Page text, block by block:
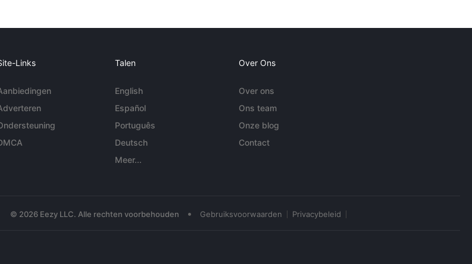
Links Talen
English
Español
Português
Deutsch
Meer...
Over Ons
Over ons
Ons team
Onze blog
Contact
© 2026 Eezy LLC. Alle rechten voorbehouden • Gebruiksvoorwaarden Privacybeleid